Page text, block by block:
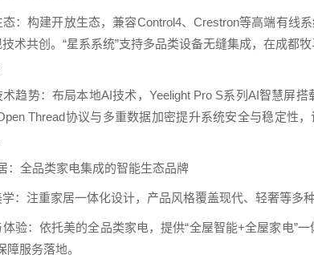
：构建开放生态，兼容Control4、Crestron等高端有线
术共创。“星系系统”支持多品类设备无缝集成，在成都
趋势：布局本地AI技术，Yeelight Pro S系列AI智慧屏
Thread协议与多重数据加密提升系统安全与稳定性
：全品类家电集成的智能生态品牌
：注重家居一体化设计，产品风格覆盖现代、轻奢等多
验：依托美的全品类家电，提供“全屋智能+全屋家电”
障服务落地。